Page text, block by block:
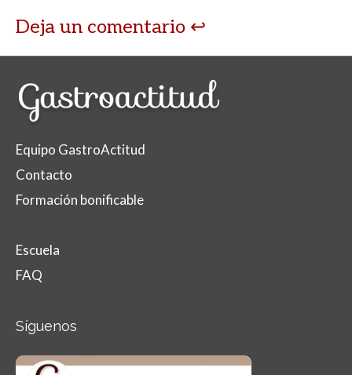
Deja un comentario
Equipo GastroActitud
Contacto
Formación bonificable
Escuela
FAQ
Síguenos